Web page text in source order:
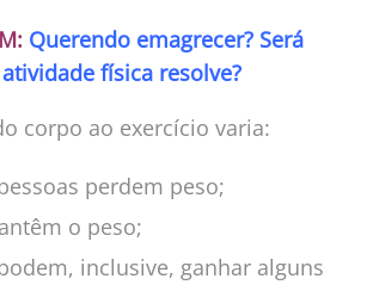
Querendo emagrecer? Será
física resolve?
corpo ao exercício varia:
perdem peso;
o peso;
inclusive, ganhar alguns